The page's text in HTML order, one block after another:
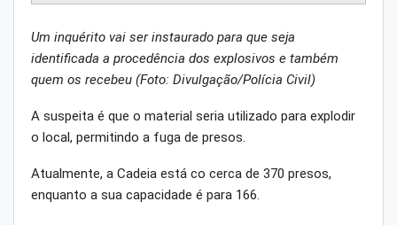
Um inquérito vai ser instaurado para que seja
identificada a procedência dos explosivos e também
quem os recebeu (Foto: Divulgação/Polícia Civil)
A suspeita é que o material seria utilizado para explodir
o local, permitindo a fuga de presos.
Atualmente, a Cadeia está co cerca de 370 presos,
enquanto a sua capacidade é para 166.